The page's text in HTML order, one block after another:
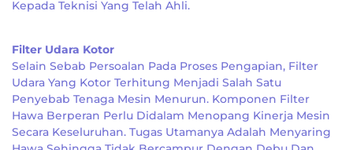
Kepada Teknisi Yang Telah Ahli.
Filter Udara Kotor
Selain Sebab Persoalan Pada Proses Pengapian, Filter
Udara Yang Kotor Terhitung Menjadi Salah Satu
Penyebab Tenaga Mesin Menurun. Komponen Filter
Hawa Berperan Perlu Didalam Menopang Kinerja Mesin
Secara Keseluruhan. Tugas Utamanya Adalah Menyaring